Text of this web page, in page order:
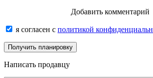
Добавить комментарий
я согласен с политикой
Написать продавцу